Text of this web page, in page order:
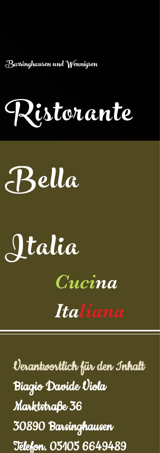
Barsinghausen und Wennigsen
Ristorante
Bella
Italia
Cucina
Italiana
Verantwortlich für den Inhalt
Biagio Davide Viola
Marktstraße 36
30890 Barsinghausen
Telefon. 05105 6649489